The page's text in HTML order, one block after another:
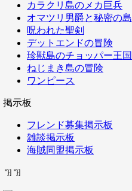
カラクリ島のメカ巨兵
オマツリ男爵と秘密の島
呪われた聖剣
デットエンドの冒険
珍獣島のチョッパー王国
ねじまき島の冒険
ワンピース
掲示板
フレンド募集掲示板
雑談掲示板
海賊同盟掲示板
"}] "}]